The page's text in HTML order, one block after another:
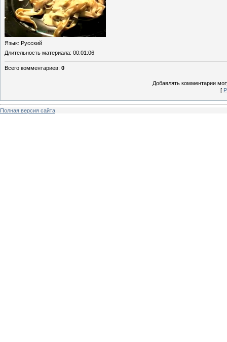
Язык: Русский
Длительность материала: 00:01:06
Всего комментариев: 0
Добавлять комментарии
[
Полная версия сайта